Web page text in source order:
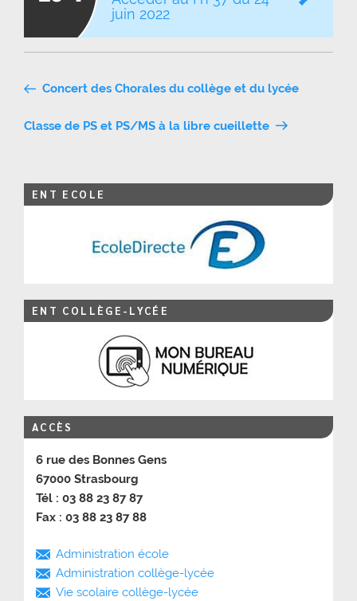
juin 2022
Navigation
de
Concert des Chorales du collège et du lycée
Classe de PS et PS/MS à la libre cueillette
ENT ECOLE
ENT COLLÈGE-LYCÉE
ACCÈS
6 rue des Bonnes Gens
67000 Strasbourg
Tél : 03 88 23 87 87
Fax : 03 88 23 87 88
Administration école
Administration collège-lycée
Vie scolaire collège-lycée